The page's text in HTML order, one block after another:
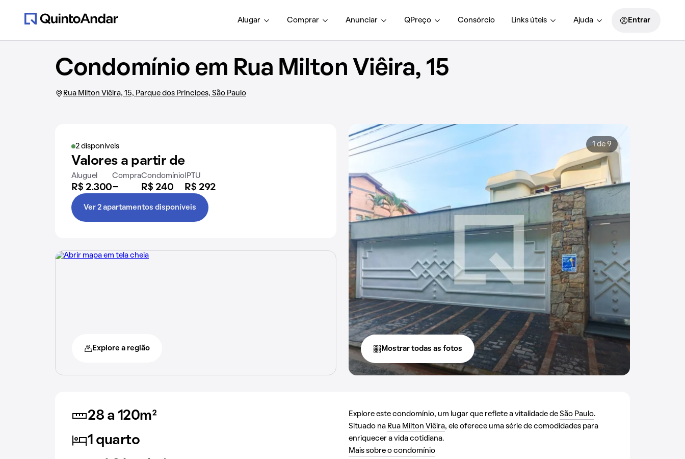
Alugar Comprar Anunciar QPreço Consórcio Links úteis Ajuda Entrar
Condomínio em Rua Milton Viêira, 15
Rua Milton Viêira, 15, Parque dos Principes, São Paulo
2 disponíveis
Valores a partir de
Aluguel
R$ 2.300
Compra
-
Condomínio
R$ 240
IPTU
R$ 292
Ver 2 apartamentos disponíveis
Explore a região
1 de 9
Mostrar todas as fotos
28 a 120m²
1 quarto
Explore este condomínio, um lugar que reflete a vitalidade de São Paulo.
Situado na Rua Milton Viêira, ele oferece uma série de comodidades para
enriquecer a vida cotidiana.
Mais sobre o condomínio